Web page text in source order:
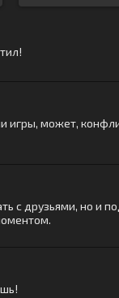
игры, может,
с друзьями, но и